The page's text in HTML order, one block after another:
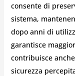
consente di
sistema,
dopo anni di
garantisce
contribuisce
sicurezza